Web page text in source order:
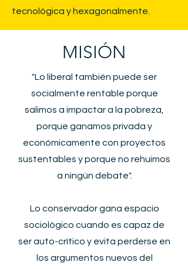
tecnológica y hexagonalmente.
MISIÓN
"Lo liberal también puede ser
socialmente rentable porque
salimos a impactar a la pobreza,
porque ganamos privada y
económicamente con proyectos
sustentables y porque no rehuimos
a ningún debate".​
Lo conservador gana espacio
sociológico cuando es capaz de
ser auto-crítico y evita perderse en
los argumentos nuevos del